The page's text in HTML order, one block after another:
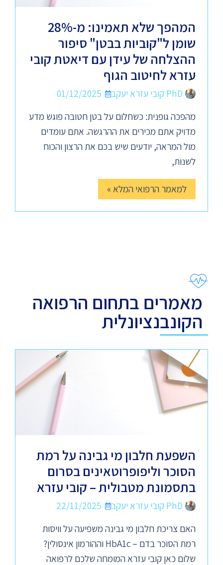
המהפך שלא תאמינו: מ-28%
שומן ל"קוביות בבטן" סיפור
ההצלחה של עידן עם דיאטת קובי
עזרא לחיטוב הגוף
PhD קובי עזרא יעקב
01/12/2025
מהפכה גופנית: כשחלום על בטן חטובה פוגש מדע
מדויק אתם מכירים את ההרגשה. אתם עומדים
מול המראה, יודעים שיש בכם את הרצון והכוח
לשנות,
למאמר הרפואי המלא »
מאמרים בתחום הרפואה
הקונבנציונלית
השפעת חלבון מי גבינה על רמת
הסוכר וליפופרוטאינים בסרום
בתסמונת מטבולית – קובי עזרא
PhD קובי עזרא יעקב
22/11/2025
האם צריכת חלבון מי גבינה משפיעה על וויסות
רמת הסוכר בדם – HbA1c וההורמון אינסולין?
שלום כאן קובי עזרא המומחה שלכם לרפואה